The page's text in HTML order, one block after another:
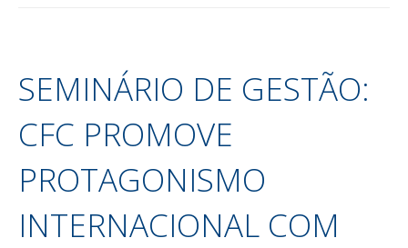
SEMINÁRIO DE GESTÃO:
CFC PROMOVE
PROTAGONISMO
INTERNACIONAL COM